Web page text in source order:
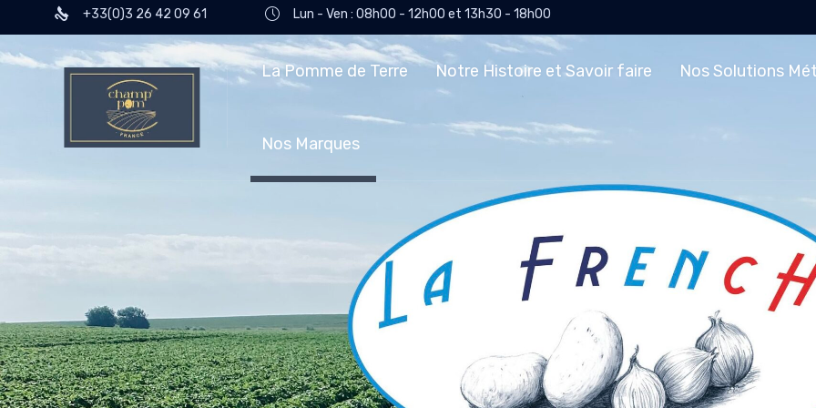
+33(0)3 26 42 09 61 Lun - Ven : 08h00 - 12h00 et 13h30 - 18h00
La Pomme de Terre Notre Histoire et Savoir faire Nos Solutions
Nos Marques